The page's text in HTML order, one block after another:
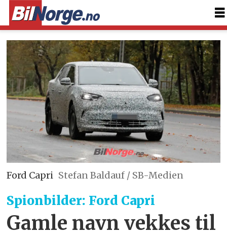
Ford Capri Stefan Baldauf / SB-Medien
Spionbilder: Ford Capri
Gamle navn vekkes til